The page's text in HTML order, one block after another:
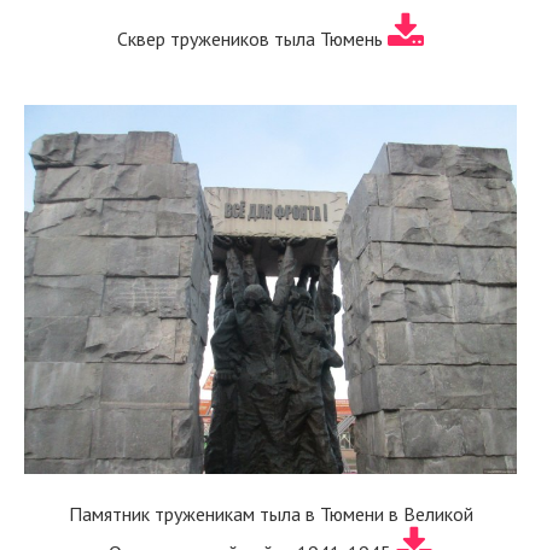
Сквер тружеников тыла Тюмень
Памятник труженикам тыла в Тюмени в Великой